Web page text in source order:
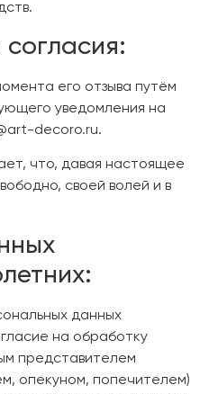
его отзыва путём
уведомления на
decoro.ru.
что, давая настоящее
своей волей и в
данных
на обработку
представителем
опекуном, попечителем)